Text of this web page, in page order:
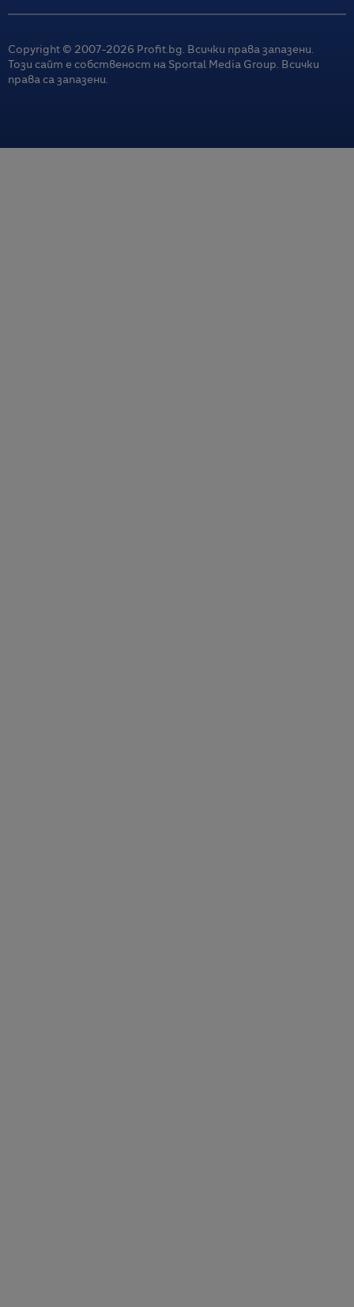
Copyright © 2007-2026 Profit.bg. Всички права запазени.
Този сайт е собственост на Sportal Media Group. Всички
права са запазени.